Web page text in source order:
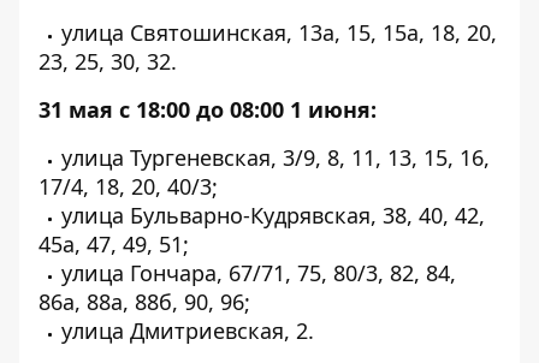
улица Святошинская, 13а, 15, 15а, 18, 20,
23, 25, 30, 32.
31 мая с 18:00 до 08:00 1 июня:
улица Тургеневская, 3/9, 8, 11, 13, 15, 16,
17/4, 18, 20, 40/3;
улица Бульварно-Кудрявская, 38, 40, 42,
45а, 47, 49, 51;
улица Гончара, 67/71, 75, 80/3, 82, 84,
86а, 88а, 88б, 90, 96;
улица Дмитриевская, 2.